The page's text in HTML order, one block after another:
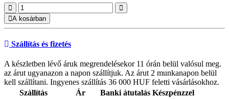
A kosárban
Szállítás és fizetés
A készletben lévő áruk megrendelésekor 11 órán belül valósul meg.
az árut ugyanazon a napon szállítjuk. Az árut 2 munkanapon belül
kell szállítani. Ingyenes szállítás 36 000 HUF feletti vásárlásokhoz.
Szállítás
Ár Banki átutalás Készpénzzel